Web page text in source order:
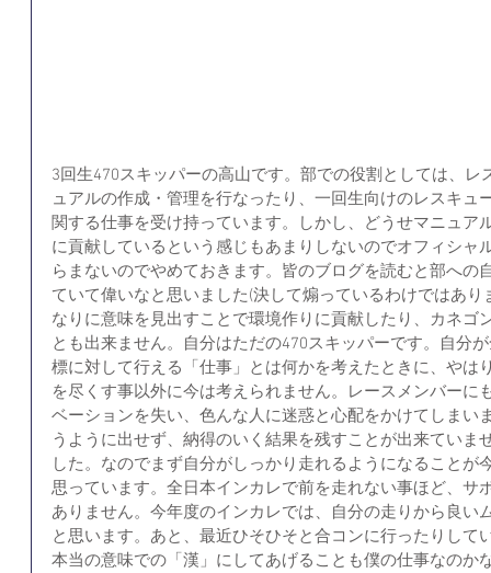
3回生470スキッパーの高山です。部での役割としては、
ュアルの作成・管理を行なったり、一回生向けのレスキュ
関する仕事を受け持っています。しかし、どうせマニュア
に貢献しているという感じもあまりしないのでオフィシャ
らまないのでやめておきます。皆のブログを読むと部への
ていて偉いなと思いました(決して煽っているわけではあ
なりに意味を見出すことで環境作りに貢献したり、カネゴ
とも出来ません。自分はただの470スキッパーです。自分
標に対して行える「仕事」とは何かを考えたときに、やは
を尽くす事以外に今は考えられません。レースメンバーに
ベーションを失い、色んな人に迷惑と心配をかけてしまい
うように出せず、納得のいく結果を残すことが出来ていま
した。なのでまず自分がしっかり走れるようになることが
思っています。全日本インカレで前を走れない事ほど、サ
ありません。今年度のインカレでは、自分の走りから良い
と思います。あと、最近ひそひそと合コンに行ったりして
本当の意味での「漢」にしてあげることも僕の仕事なのか